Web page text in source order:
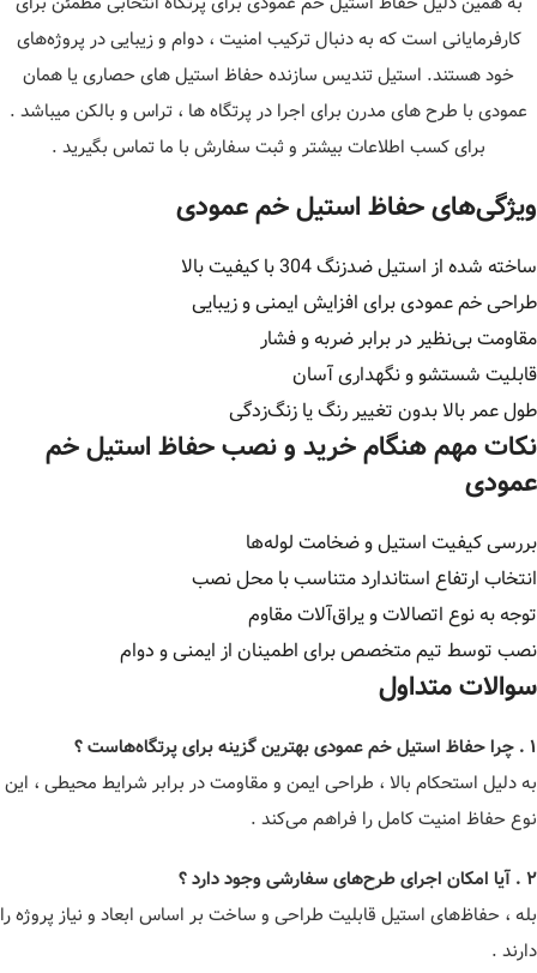
کارفرمایانی است که به دنبال ترکیب امنیت ، دوام و زیبایی در پروژه‌های
خود هستند. استیل تندیس سازنده حفاظ استیل های حصاری یا همان
عمودی با طرح های مدرن برای اجرا در پرتگاه ها ، تراس و بالکن میباشد .
برای کسب اطلاعات بیشتر و ثبت سفارش با ما تماس بگیرید .
ویژگی‌های حفاظ استیل خم عمودی
ساخته شده از استیل ضدزنگ 304 با کیفیت بالا
طراحی خم عمودی برای افزایش ایمنی و زیبایی
مقاومت بی‌نظیر در برابر ضربه و فشار
قابلیت شستشو و نگهداری آسان
طول عمر بالا بدون تغییر رنگ یا زنگ‌زدگی
نکات مهم هنگام خرید و نصب حفاظ استیل خم
عمودی
بررسی کیفیت استیل و ضخامت لوله‌ها
انتخاب ارتفاع استاندارد متناسب با محل نصب
توجه به نوع اتصالات و یراق‌آلات مقاوم
نصب توسط تیم متخصص برای اطمینان از ایمنی و دوام
سوالات متداول
۱ . چرا حفاظ استیل خم عمودی بهترین گزینه برای پرتگاه‌هاست ؟
به دلیل استحکام بالا ، طراحی ایمن و مقاومت در برابر شرایط محیطی ، این
نوع حفاظ امنیت کامل را فراهم می‌کند .
۲ . آیا امکان اجرای طرح‌های سفارشی وجود دارد ؟
بله ، حفاظ‌های استیل قابلیت طراحی و ساخت بر اساس ابعاد و نیاز پروژه را
دارند .